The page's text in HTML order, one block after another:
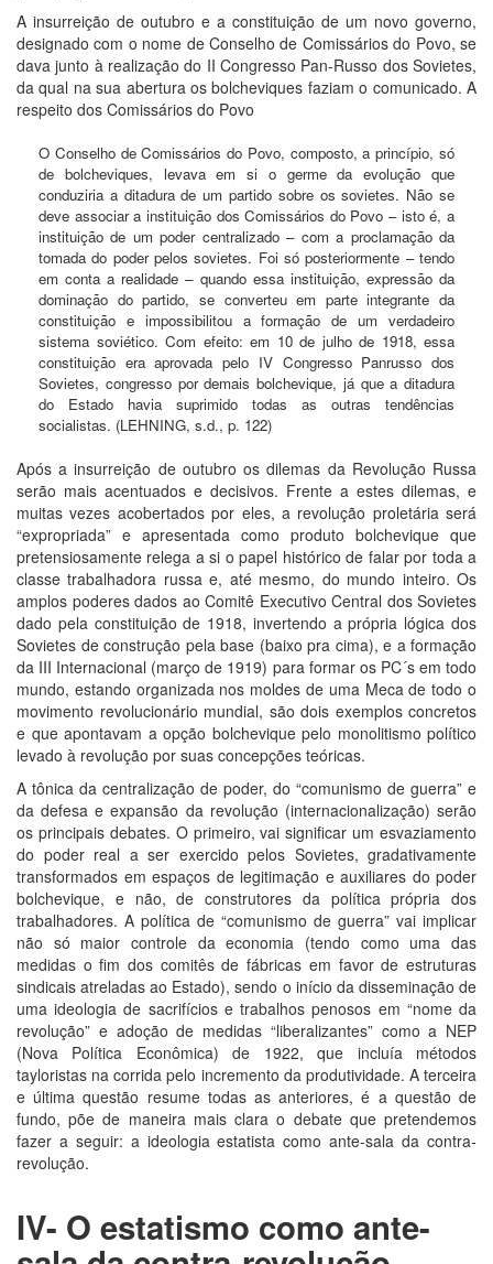
A insurreição de outubro e a constituição de um novo governo,
designado com o nome de Conselho de Comissários do Povo, se
dava junto à realização do II Congresso Pan-Russo dos Sovietes,
da qual na sua abertura os bolcheviques faziam o comunicado. A
respeito dos Comissários do Povo
O Conselho de Comissários do Povo, composto, a princípio, só
de bolcheviques, levava em si o germe da evolução que
conduziria a ditadura de um partido sobre os sovietes. Não se
deve associar a instituição dos Comissários do Povo – isto é, a
instituição de um poder centralizado – com a proclamação da
tomada do poder pelos sovietes. Foi só posteriormente – tendo
em conta a realidade – quando essa instituição, expressão da
dominação do partido, se converteu em parte integrante da
constituição e impossibilitou a formação de um verdadeiro
sistema soviético. Com efeito: em 10 de julho de 1918, essa
constituição era aprovada pelo IV Congresso Panrusso dos
Sovietes, congresso por demais bolchevique, já que a ditadura
do Estado havia suprimido todas as outras tendências
socialistas. (LEHNING, s.d., p. 122)
Após a insurreição de outubro os dilemas da Revolução Russa
serão mais acentuados e decisivos. Frente a estes dilemas, e
muitas vezes acobertados por eles, a revolução proletária será
“expropriada” e apresentada como produto bolchevique que
pretensiosamente relega a si o papel histórico de falar por toda a
classe trabalhadora russa e, até mesmo, do mundo inteiro. Os
amplos poderes dados ao Comitê Executivo Central dos Sovietes
dado pela constituição de 1918, invertendo a própria lógica dos
Sovietes de construção pela base (baixo pra cima), e a formação
da III Internacional (março de 1919) para formar os PC´s em todo
mundo, estando organizada nos moldes de uma Meca de todo o
movimento revolucionário mundial, são dois exemplos concretos
e que apontavam a opção bolchevique pelo monolitismo político
levado à revolução por suas concepções teóricas.
A tônica da centralização de poder, do “comunismo de guerra” e
da defesa e expansão da revolução (internacionalização) serão
os principais debates. O primeiro, vai significar um esvaziamento
do poder real a ser exercido pelos Sovietes, gradativamente
transformados em espaços de legitimação e auxiliares do poder
bolchevique, e não, de construtores da política própria dos
trabalhadores. A política de “comunismo de guerra” vai implicar
não só maior controle da economia (tendo como uma das
medidas o fim dos comitês de fábricas em favor de estruturas
sindicais atreladas ao Estado), sendo o início da disseminação de
uma ideologia de sacrifícios e trabalhos penosos em “nome da
revolução” e adoção de medidas “liberalizantes” como a NEP
(Nova Política Econômica) de 1922, que incluía métodos
tayloristas na corrida pelo incremento da produtividade. A terceira
e última questão resume todas as anteriores, é a questão de
fundo, põe de maneira mais clara o debate que pretendemos
fazer a seguir: a ideologia estatista como ante-sala da contra-
revolução.
IV- O estatismo como ante-